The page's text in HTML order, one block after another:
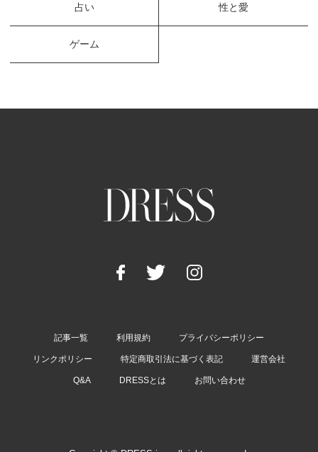
占い 性と愛
ゲーム
記事一覧 利用規約 プライバシーポリシー
リンクポリシー 特定商取引法に基づく表記 運営会社
Q&A DRESSとは お問い合わせ